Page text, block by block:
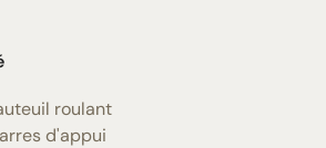
roulant
d'appui